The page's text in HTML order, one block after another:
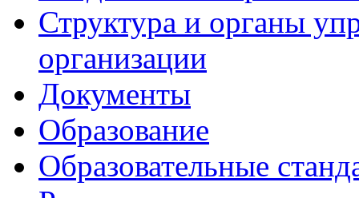
Структура и органы
организации
Документы
Образование
Образовательные